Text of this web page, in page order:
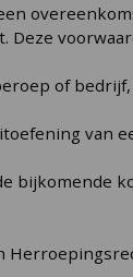
of
van
bijkomende